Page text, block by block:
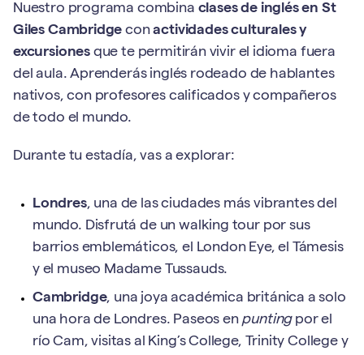
Nuestro programa combina clases de inglés en St
Giles Cambridge conactividades culturales y
excursiones que te permitirán vivir el idioma fuera
del aula. Aprenderás inglés rodeado de hablantes
nativos, con profesores calificados y compañeros
de todo el mundo.
Durante tu estadía, vas a explorar:
Londres, una de las ciudades más vibrantes del
mundo. Disfrutá de un walking tour por sus
barrios emblemáticos, el London Eye, el Támesis
y el museo Madame Tussauds.
Cambridge, una joya académica británica a solo
una hora de Londres. Paseos en puntingpor el
río Cam, visitas al King’s College, Trinity College y